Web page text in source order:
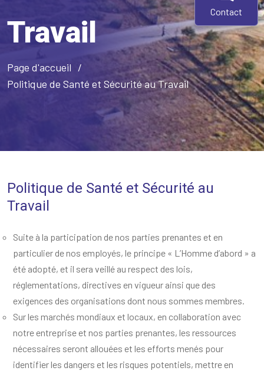
Travail
Page d'accueil
Politique de Santé et Sécurité au Travail
Politique de Santé et Sécurité au
Travail
Suite à la participation de nos parties prenantes et en
particulier de nos employés, le principe « L’Homme d’abord » a
été adopté, et il sera veillé au respect des lois,
réglementations, directives en vigueur ainsi que des
exigences des organisations dont nous sommes membres.
Sur les marchés mondiaux et locaux, en collaboration avec
notre entreprise et nos parties prenantes, les ressources
nécessaires seront allouées et les efforts menés pour
identifier les dangers et les risques potentiels, mettre en
Contact